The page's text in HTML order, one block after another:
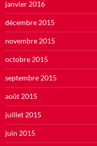
janvier 2016
décembre 2015
novembre 2015
octobre 2015
septembre 2015
août 2015
juillet 2015
juin 2015